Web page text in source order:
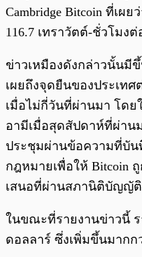
Cambridge Bitcoin ที่เผ
116.7 เทราวัตต์-ชั่วโมงต่
ข่าวเหมืองดังกล่าวนั้นมี
เผยถึงจุดยืนของประเทศ
เมื่อไม่กี่วันที่ผ่านมา โดย
อามีเมื่อสุดสัปดาห์ที่ผ่าน
ประชุมผ่านข้อความที่บัน
กฎหมายเพื่อให้ Bitcoin
เสนอที่ผ่านสภานิติบัญญั
ในขณะที่รายงานข่าวนี้ ร
ดอลลาร์ ซึ่งเพิ่มขึ้นมากก